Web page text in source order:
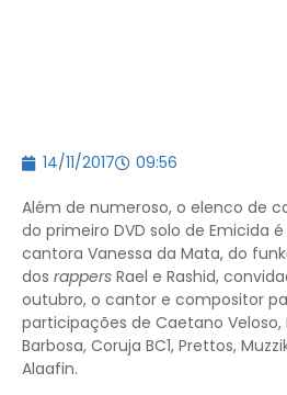
14/11/2017 09:56
Além de numeroso, o elenco de
do primeiro DVD solo de Emicida
cantora Vanessa da Mata, do
dos rappers Rael e Rashid,
outubro, o cantor e compositor
participações de Caetano Veloso,
Barbosa, Coruja BC1, Prettos,
Alaafin.